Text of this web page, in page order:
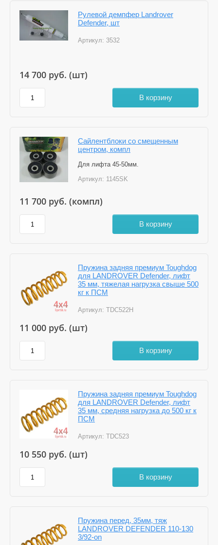
Рулевой демпфер Landrover
Defender, шт
Артикул: 3532
14 700 руб. (шт)
В корзину
Сайлентблоки со смещенным
центром, компл
Для лифта 45-50мм.
Артикул: 1145SK
11 700 руб. (компл)
В корзину
Пружина задняя премиум Toughdog
для LANDROVER Defender, лифт
35 мм, тяжелая нагрузка свыше 500
кг к ПСМ
Артикул: TDC522H
11 000 руб. (шт)
В корзину
Пружина задняя премиум Toughdog
для LANDROVER Defender, лифт
35 мм, средняя нагрузка до 500 кг к
ПСМ
Артикул: TDC523
10 550 руб. (шт)
В корзину
Пружина перед, 35мм, тяж
LANDROVER DEFENDER 110-130
3/92-on